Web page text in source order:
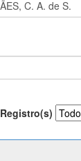
Registro(s)